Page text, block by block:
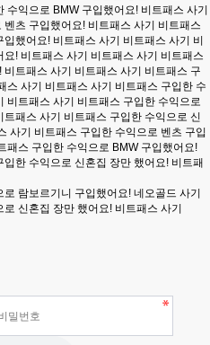
람보르기니 구입했어요! 네오골드 사기
신혼집 장만 했어요! 비트패스 사기